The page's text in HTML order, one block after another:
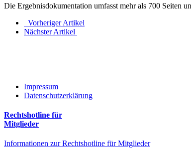
Die Ergebnisdokumentation umfasst mehr als 700 Seiten
Vorheriger Artikel
Nächster Artikel
Impressum
Datenschutzerklärung
Rechtshotline für
Mitglieder
Informationen zur Rechtshotline für Mitglieder